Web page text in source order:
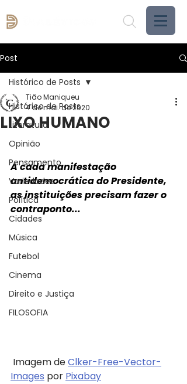
Post
Histórico de Posts
Literatura
Opinião
Pensamento
Variedades
Política
Cidades
Música
Futebol
Cinema
Direito e Justiça
FILOSOFIA
Histórico de Posts
LIXO HUMANO
Tião Maniqueu
4 de mai. de 2020
A cada manifestação
antidemocrática do Presidente,
as instituições precisam fazer o
contraponto...
Imagem de Clker-Free-Vector-
Images por Pixabay